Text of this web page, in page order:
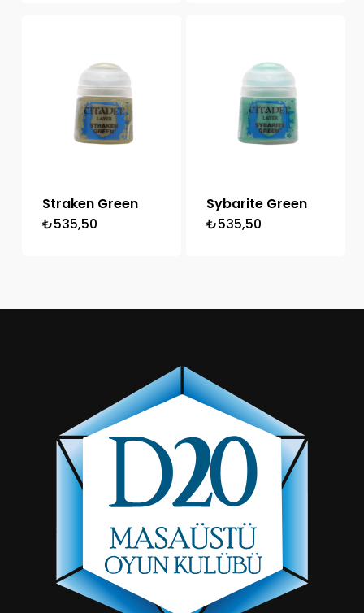
Straken Green
₺535,50
Sybarite Green
₺535,50